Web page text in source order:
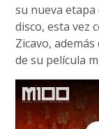
su nueva
disco, esta vez
Zicavo,
de su película